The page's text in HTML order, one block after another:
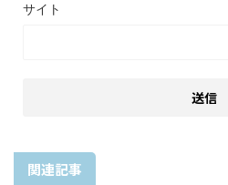
サイト
関連記事